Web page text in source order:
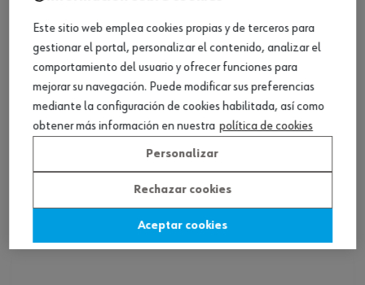
Zueco profesional OB
Ver producto
Este sitio web emplea cookies propias y de terceros para
gestionar el portal, personalizar el contenido, analizar el
comportamiento del usuario y ofrecer funciones para
mejorar su navegación. Puede modificar sus preferencias
mediante la configuración de cookies habilitada, así como
obtener más información en nuestra política de cookies
Personalizar
Rechazar cookies
Aceptar cookies